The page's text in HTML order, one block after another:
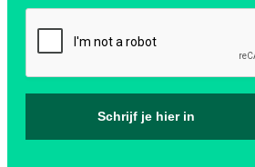
Schrijf je hier in